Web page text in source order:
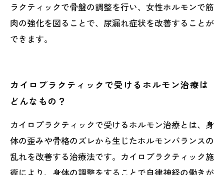
ラクティックで骨盤の調整を行い、女性ホルモンで筋
肉の強化を図ることで、尿漏れ症状を改善することが
できます。
カイロプラクティックで受けるホルモン治療は
どんなもの？
カイロプラクティックで受けるホルモン治療とは、身
体の歪みや骨格のズレから生じたホルモンバランスの
乱れを改善する治療法です。カイロプラクティック施
術により、身体の調整をすることで自律神経の働きが